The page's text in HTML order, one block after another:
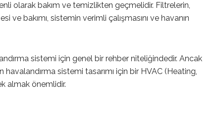
olarak bakım ve temizlikten geçmelidir. Filtrelerin,
bakımı, sistemin verimli çalışmasını ve havanın
sistemi için genel bir rehber niteliğindedir. Ancak
sistemi tasarımı için bir HVAC (Heating,
almak önemlidir.